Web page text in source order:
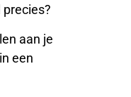
aan je
een